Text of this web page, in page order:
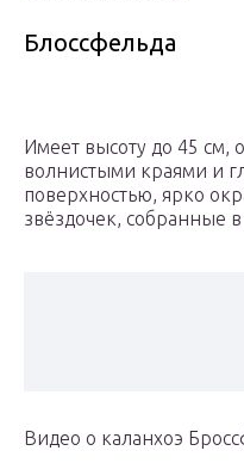
Блоссфельда
Имеет высоту до 45 см,
волнистыми краями и
поверхностью, ярко
звёздочек, собранные
Видео о каланхоэ